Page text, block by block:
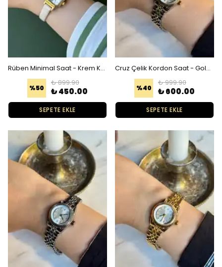
Rüben Minimal Saat - Krem Kordon Gold Kadran
%50
₺ 899.90
₺ 450.00
SEPETE EKLE
Cruz Çelik Kordon Saat - Gold Gümüş Beyaz
%40
₺ 999.90
₺ 600.00
SEPETE EKLE